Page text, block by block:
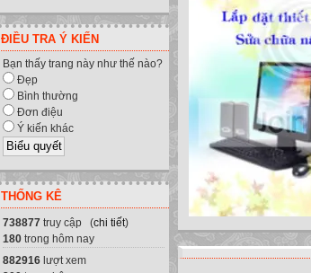
ĐIỀU TRA Ý KIẾN
Bạn thấy trang này như thế nào?
Đẹp
Bình thường
Đơn điệu
Ý kiến khác
THỐNG KÊ
738877 truy cập (chi tiết)
180 trong hôm nay
882916 lượt xem